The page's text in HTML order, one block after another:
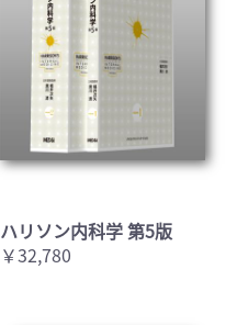
ハリソン内科学 第5版
￥32,780